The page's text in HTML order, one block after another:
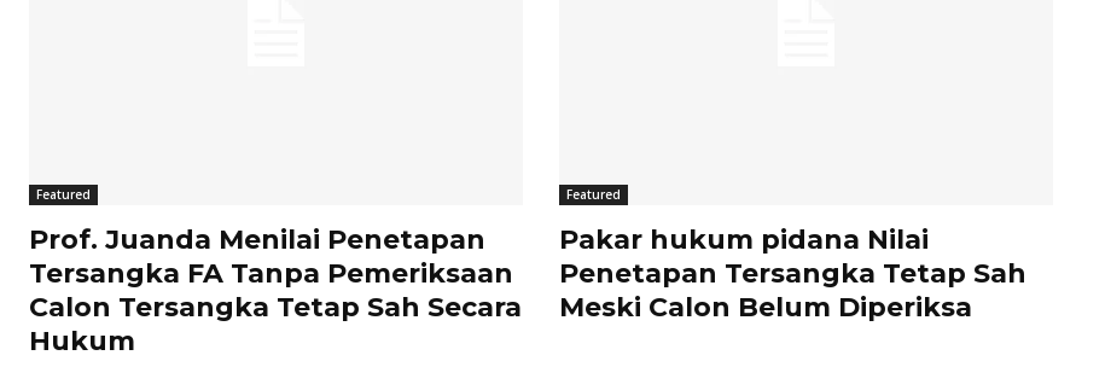
Featured
Prof. Juanda Menilai Penetapan
Tersangka FA Tanpa Pemeriksaan
Calon Tersangka Tetap Sah Secara
Hukum
Featured
Pakar hukum pidana Nilai
Penetapan Tersangka Tetap Sah
Meski Calon Belum Diperiksa